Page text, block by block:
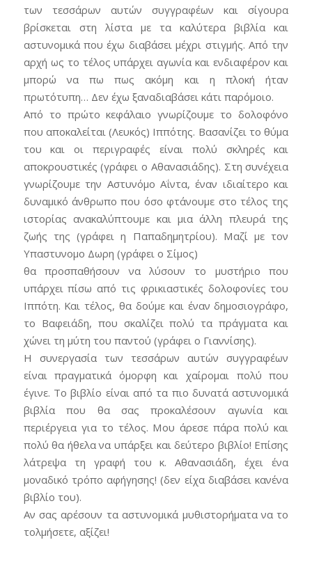
των τεσσάρων αυτών συγγραφέων και σίγουρα
βρίσκεται στη λίστα με τα καλύτερα βιβλία και
αστυνομικά που έχω διαβάσει μέχρι στιγμής. Από την
αρχή ως το τέλος υπάρχει αγωνία και ενδιαφέρον και
μπορώ να πω πως ακόμη και η πλοκή ήταν
πρωτότυπη… Δεν έχω ξαναδιαβάσει κάτι παρόμοιο.
Από το πρώτο κεφάλαιο γνωρίζουμε το δολοφόνο
που αποκαλείται (Λευκός) Ιππότης. Βασανίζει το θύμα
του και οι περιγραφές είναι πολύ σκληρές και
αποκρουστικές (γράφει ο Αθανασιάδης). Στη συνέχεια
γνωρίζουμε την Αστυνόμο Αΐντα, έναν ιδιαίτερο και
δυναμικό άνθρωπο που όσο φτάνουμε στο τέλος της
ιστορίας ανακαλύπτουμε και μια άλλη πλευρά της
ζωής της (γράφει η Παπαδημητρίου). Μαζί με τον
Υπαστυνομο Δωρη (γράφει ο Σίμος)
θα προσπαθήσουν να λύσουν το μυστήριο που
υπάρχει πίσω από τις φρικιαστικές δολοφονίες του
Ιππότη. Και τέλος, θα δούμε και έναν δημοσιογράφο,
το Βαφειάδη, που σκαλίζει πολύ τα πράγματα και
χώνει τη μύτη του παντού (γράφει ο Γιαννίσης).
Η συνεργασία των τεσσάρων αυτών συγγραφέων
είναι πραγματικά όμορφη και χαίρομαι πολύ που
έγινε. Το βιβλίο είναι από τα πιο δυνατά αστυνομικά
βιβλία που θα σας προκαλέσουν αγωνία και
περιέργεια για το τέλος. Μου άρεσε πάρα πολύ και
πολύ θα ήθελα να υπάρξει και δεύτερο βιβλίο! Επίσης
λάτρεψα τη γραφή του κ. Αθανασιάδη, έχει ένα
μοναδικό τρόπο αφήγησης! (δεν είχα διαβάσει κανένα
βιβλίο του).
Αν σας αρέσουν τα αστυνομικά μυθιστορήματα να το
τολμήσετε, αξίζει!